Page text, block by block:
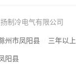
制冷电气有限公司
州市凤阳县 三年以上
阳县